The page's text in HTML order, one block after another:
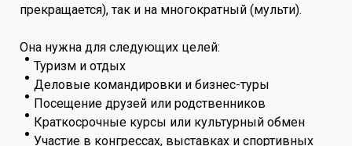
прекращается), так и на многократный (мульти).
Она нужна для следующих целей:
Туризм и отдых
Деловые командировки и бизнес-туры
Посещение друзей или родственников
Краткосрочные курсы или культурный обмен
Участие в конгрессах, выставках и спортивных